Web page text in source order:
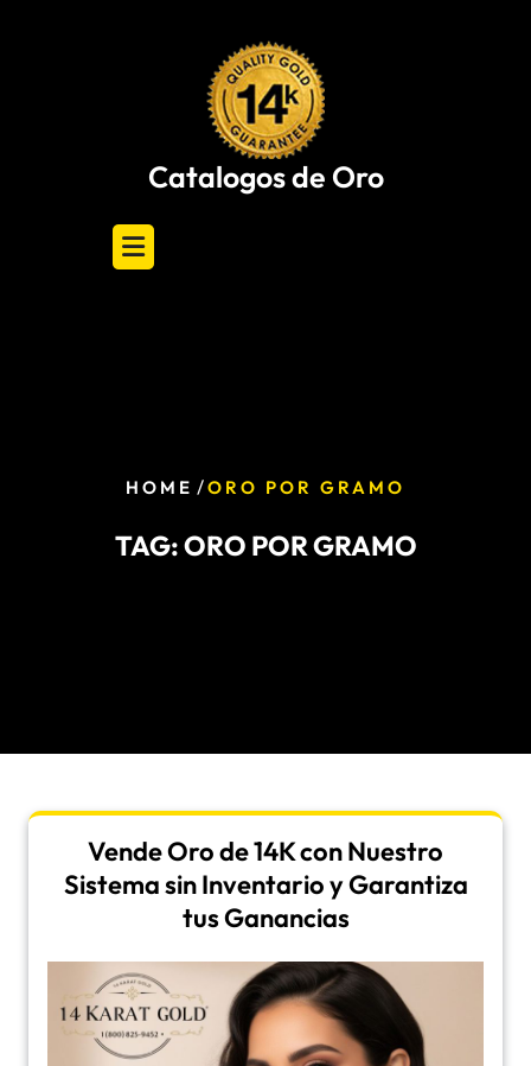
Catalogos de Oro
HOME /ORO POR GRAMO
TAG:ORO POR GRAMO
Vende Oro de 14K con Nuestro
Sistema sin Inventario y Garantiza
tus Ganancias